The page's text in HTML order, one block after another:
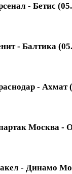
- Бетис
- Балтика
- Ахмат
Москва -
- Динамо